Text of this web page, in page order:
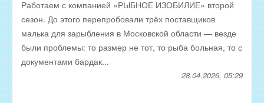
Работаем с компанией «РЫБНОЕ ИЗОБИЛИЕ» второй
сезон. До этого перепробовали трёх поставщиков
малька для зарыбления в Московской области — везде
были проблемы: то размер не тот, то рыба больная, то с
документами бардак...
28.04.2026, 05:29